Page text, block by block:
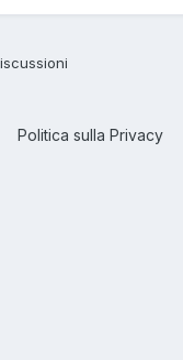
Politica sulla Privacy